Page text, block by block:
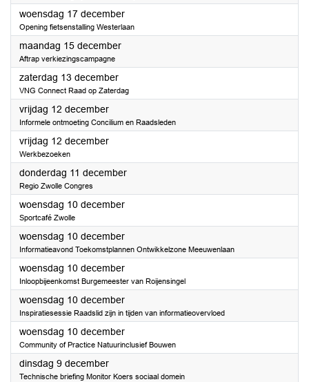
woensdag 17 december2025
Opening fietsenstalling Westerlaan
maandag 15 december2025
Aftrap verkiezingscampagne
zaterdag 13 december2025
VNG Connect Raad op Zaterdag
vrijdag 12 december2025
Informele ontmoeting Concilium en Raadsleden
vrijdag 12 december2025
Werkbezoeken
donderdag 11 december2025
Regio Zwolle Congres
woensdag 10 december2025
Sportcafé Zwolle
woensdag 10 december2025
Informatieavond Toekomstplannen Ontwikkelzone Meeuwenlaan
woensdag 10 december2025
Inloopbijeenkomst Burgemeester van Roijensingel
woensdag 10 december2025
Inspiratiesessie Raadslid zijn in tijden van informatieovervloed
woensdag 10 december2025
Community of Practice Natuurinclusief Bouwen
dinsdag 9 december2025
Technische briefing Monitor Koers sociaal domein